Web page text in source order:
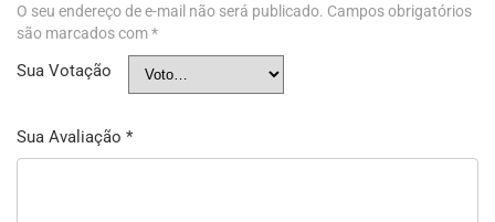
O seu endereço de e-mail não será publicado. Campos obrigatórios
são marcados com*
Sua Votação
Sua Avaliação *